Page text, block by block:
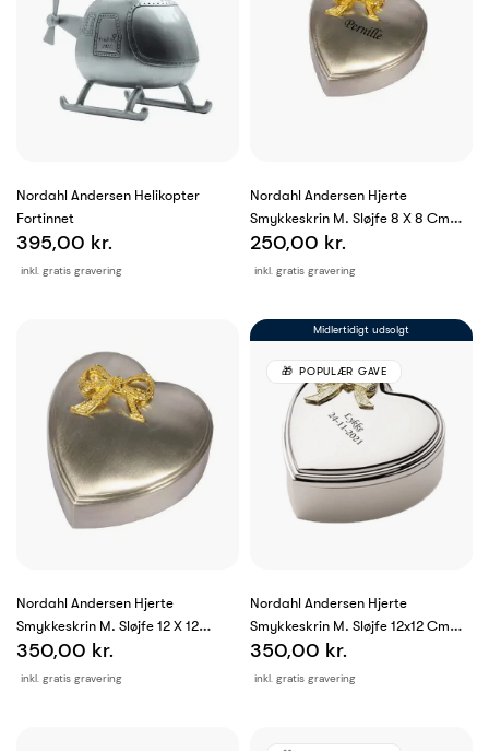
Nordahl Andersen Helikopter
Fortinnet
inkl. gratis gravering
395,00 kr.
Nordahl Andersen Hjerte
Smykkeskrin M. Sløjfe 8 X 8 Cm
Fortinnet
inkl. gratis gravering
250,00 kr.
Nordahl Andersen Hjerte
Smykkeskrin M. Sløjfe 12 X 12
Fortinnet
inkl. gratis gravering
350,00 kr.
Nordahl Andersen Hjerte
Smykkeskrin M. Sløjfe 12x12 Cm
Krom
inkl. gratis gravering
350,00 kr.
Midlertidigt udsolgt
POPULÆR GAVE